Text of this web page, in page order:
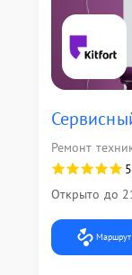
Ремонт
Открыто до
Маршрут